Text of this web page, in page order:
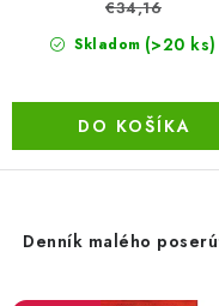
LacnoBlog Prečo je tu
Obchodné podmienky
Reklamačný poriadok
Skladom (>20 ks)
€34,16
DO KOŠÍKA
Denník malého